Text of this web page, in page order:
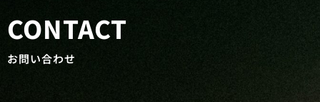
CONTACT
お問い合わせ